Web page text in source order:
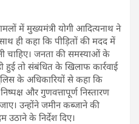
में मुख्यमंत्री योगी आदित्यनाथ ने
ही कहा कि पीड़ितों की मदद में
चाहिए। जनता की समस्याओं के
हुई तो संबंधित के खिलाफ कार्रवाई
के अधिकारियों से कहा कि
और गुणवत्तापूर्ण निस्तारण
उन्होंने जमीन कब्जाने की
उठाने के निर्देश दिए।